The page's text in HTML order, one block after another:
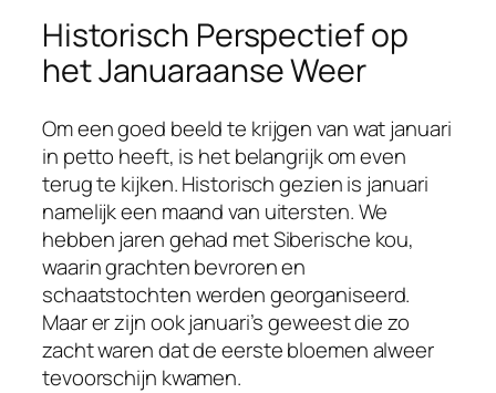
Historisch Perspectief op
het Januaraanse Weer
Om een goed beeld te krijgen van wat januari
in petto heeft, is het belangrijk om even
terug te kijken. Historisch gezien is januari
namelijk een maand van uitersten. We
hebben jaren gehad met Siberische kou,
waarin grachten bevroren en
schaatstochten werden georganiseerd.
Maar er zijn ook januari’s geweest die zo
zacht waren dat de eerste bloemen alweer
tevoorschijn kwamen.